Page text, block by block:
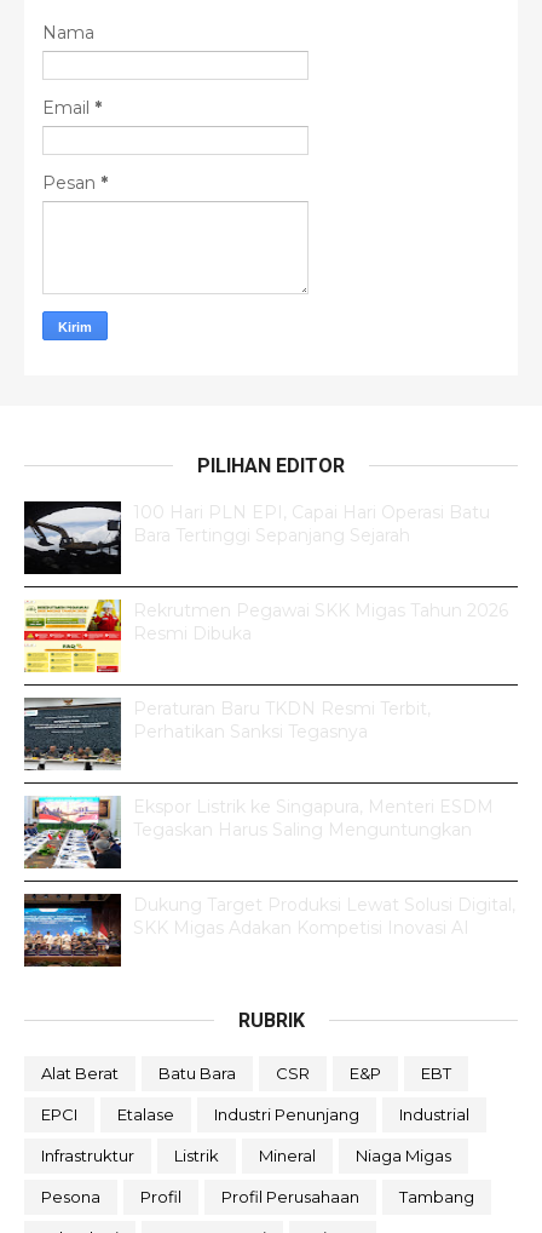
Nama
Email *
Pesan *
PILIHAN EDITOR
100 Hari PLN EPI, Capai Hari Operasi Batu
Bara Tertinggi Sepanjang Sejarah
Rekrutmen Pegawai SKK Migas Tahun 2026
Resmi Dibuka
Peraturan Baru TKDN Resmi Terbit,
Perhatikan Sanksi Tegasnya
Ekspor Listrik ke Singapura, Menteri ESDM
Tegaskan Harus Saling Menguntungkan
Dukung Target Produksi Lewat Solusi Digital,
SKK Migas Adakan Kompetisi Inovasi AI
RUBRIK
Alat Berat Batu Bara CSR E&P EBT
EPCI Etalase Industri Penunjang Industrial
Infrastruktur Listrik Mineral Niaga Migas
Pesona Profil Profil Perusahaan Tambang